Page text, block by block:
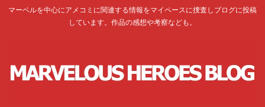
マーベルを中心にアメコミに関連する情報をマイペースに捜査しブログに投稿
しています。作品の感想や考察なども。